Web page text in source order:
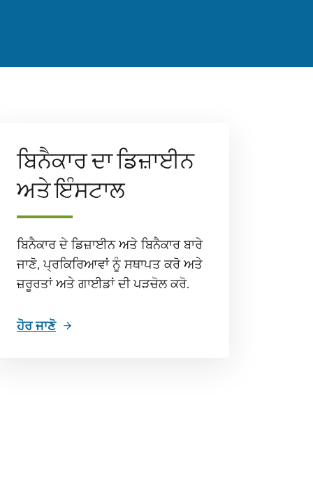
ਬਿਨੈਕਾਰ ਦਾ ਡਿਜ਼ਾਈਨ
ਅਤੇ ਇੰਸਟਾਲ
ਬਿਨੈਕਾਰ ਦੇ ਡਿਜ਼ਾਈਨ ਅਤੇ ਬਿਨੈਕਾਰ ਬਾਰੇ
ਜਾਣੋ, ਪ੍ਰਕਿਰਿਆਵਾਂ ਨੂੰ ਸਥਾਪਤ ਕਰੋ ਅਤੇ
ਜ਼ਰੂਰਤਾਂ ਅਤੇ ਗਾਈਡਾਂ ਦੀ ਪੜਚੋਲ ਕਰੋ.
ਹੋਰ ਜਾਣੋ